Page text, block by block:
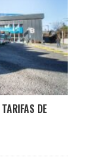
DE